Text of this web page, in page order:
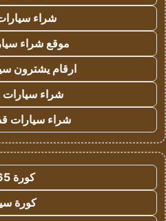
شراء
موقع شراء
ارقام يشترون
شراء
شراء سيارات
كورة 365
كورة